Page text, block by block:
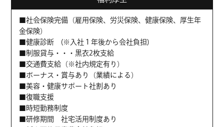
■社会保険完備（雇用保険、労災保険、健康保険、厚生年
金保険）
■健康診断 (※入社１年後から会社負担)
■制服貸与・・・黒衣2枚支給
■交通費支給（※社内規定有り）
■ボーナス・賞与あり（業績による）
■美容・健康サポート社割あり
■復職支援
■時短勤務制度
■研修期間 社宅活用制度あり